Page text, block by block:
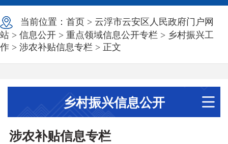
当前位置： 首页 > 云浮市云安区人民政府门户网
站 > 信息公开 > 重点领域信息公开专栏 > 乡村振兴工
作 > 涉农补贴信息专栏 > 正文
乡村振兴信息公开
涉农补贴信息专栏